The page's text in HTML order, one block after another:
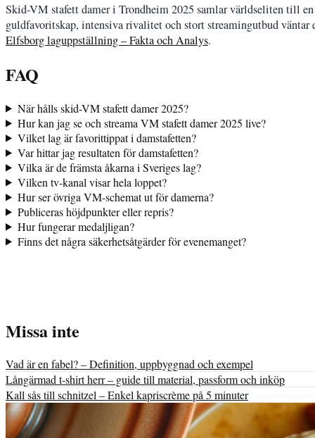
Skid-VM stafett damer i Trondheim 2025 samlar världseliten till
guldfavoritskap, intensiva rivalitet och stort streamingutbud
Elfsborg laguppställning – Fakta och Analys.
FAQ
När hålls skid-VM stafett damer 2025?
Hur kan jag se och streama VM stafett damer 2025 live?
Vilket lag är favorittippat i damstafetten?
Var hittar jag resultaten för damstafetten?
Vilka är de främsta åkarna i Sveriges lag?
Vilken tv-kanal visar hela loppet?
Hur ser övriga VM-schemat ut för damerna?
Publiceras höjdpunkter eller repris?
Hur fungerar medaljligan?
Finns det några säkerhetsåtgärder för evenemanget?
Missa inte
Vad är en fabel? – Definition, uppbyggnad och exempel
Långärmad t-shirt herr – guide till material, passform och inköp
Kall sås till schnitzel – Enkel kapriscrème på 5 minuter